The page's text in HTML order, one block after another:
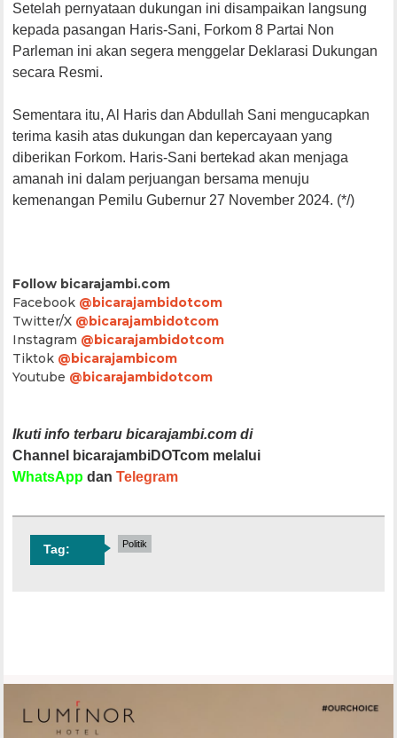
Setelah pernyataan dukungan ini disampaikan langsung
kepada pasangan Haris-Sani, Forkom 8 Partai Non
Parleman ini akan segera menggelar Deklarasi Dukungan
secara Resmi.
Sementara itu, Al Haris dan Abdullah Sani mengucapkan
terima kasih atas dukungan dan kepercayaan yang
diberikan Forkom. Haris-Sani bertekad akan menjaga
amanah ini dalam perjuangan bersama menuju
kemenangan Pemilu Gubernur 27 November 2024. (*/)
Follow bicarajambi.com
Facebook @bicarajambidotcom
Twitter/X @bicarajambidotcom
Instagram @bicarajambidotcom
Tiktok @bicarajambicom
Youtube @bicarajambidotcom
Ikuti info terbaru bicarajambi.com di
Channel bicarajambiDOTcom melalui
WhatsApp danTelegram
Tag: Politik